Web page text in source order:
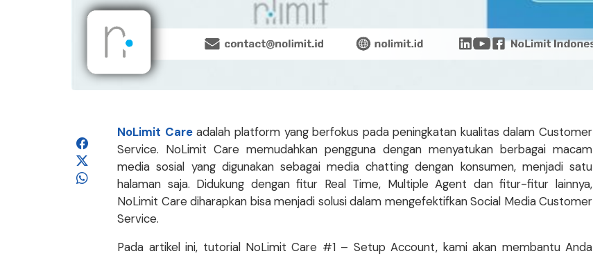
NoLimit Careadalah platform yang berfokus pada peningkatan kualitas dalam Customer
Service. NoLimit Care memudahkan pengguna dengan menyatukan berbagai macam
media sosial yang digunakan sebagai media chatting dengan konsumen, menjadi satu
halaman saja. Didukung dengan fitur Real Time, Multiple Agent dan fitur-fitur lainnya,
NoLimit Care diharapkan bisa menjadi solusi dalam mengefektifkan Social Media Customer
Service.
Pada artikel ini, tutorial NoLimit Care #1 – Setup Account, kami akan membantu Anda